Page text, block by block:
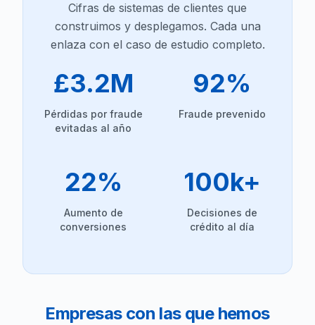
Cifras de sistemas de clientes que
construimos y desplegamos. Cada una
enlaza con el caso de estudio completo.
£3.2M
Pérdidas por fraude
evitadas al año
92%
Fraude prevenido
22%
Aumento de
conversiones
100k+
Decisiones de
crédito al día
Empresas con las que hemos